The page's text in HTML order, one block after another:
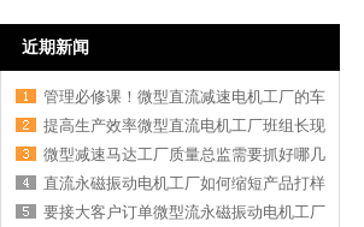
近期新闻
管理必修课！微型直流减速电机工厂的车
提高生产效率微型直流电机工厂班组长现
微型减速马达工厂质量总监需要抓好哪几
直流永磁振动电机工厂如何缩短产品打样
要接大客户订单微型流永磁振动电机工厂